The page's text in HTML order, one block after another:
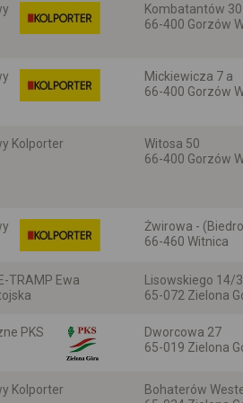
Kombatantów
66-400 Gorzów
Mickiewicza 7 a
66-400 Gorzów
Kolporter
Witosa 50
66-400 Gorzów
Żwirowa -
66-460 Witnica
TRAMP Ewa
Lisowskiego 14/3
65-072 Zielona
PKS
Dworcowa 27
65-019 Zielona
Kolporter
Bohaterów